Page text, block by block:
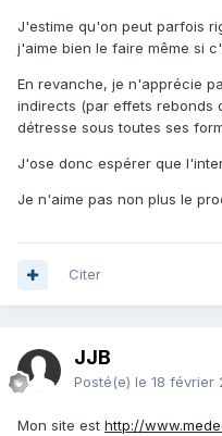
J'estime qu'on peut parfois
j'aime bien le faire même si
En revanche, je n'apprécie
indirects (par effets rebonds
détresse sous toutes ses
J'ose donc espérer que
Je n'aime pas non plus le
Citer
JJB
Posté(e) le 18 février
Mon site est http://